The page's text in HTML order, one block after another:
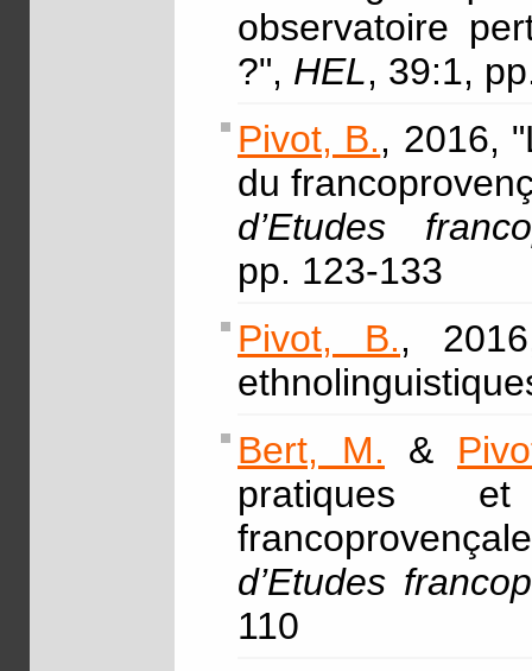
observatoire
?", HEL, 39:1,
Pivot, B., 2016,
du
d’Etudes
pp. 123-133
Pivot, B.,
Bert, M. &
pratiques
d’Etudes
110